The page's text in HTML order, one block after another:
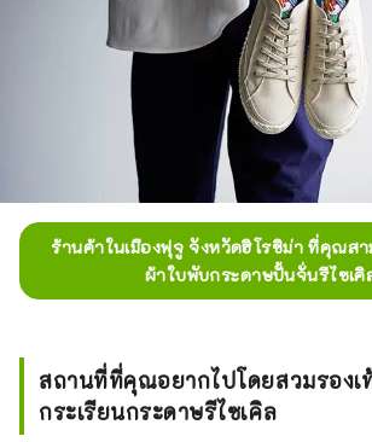
ร้านค้าในเมืองฟุจู จังหวัดฮิโรชิม่า ที่คุณสา
ผ้าใบพับกระดาษปั้นจั่นรีไซเคิ
สถานที่ที่คุณอยากไปโดยสวมรองเ
กระเรียนกระดาษรีไซเคิล